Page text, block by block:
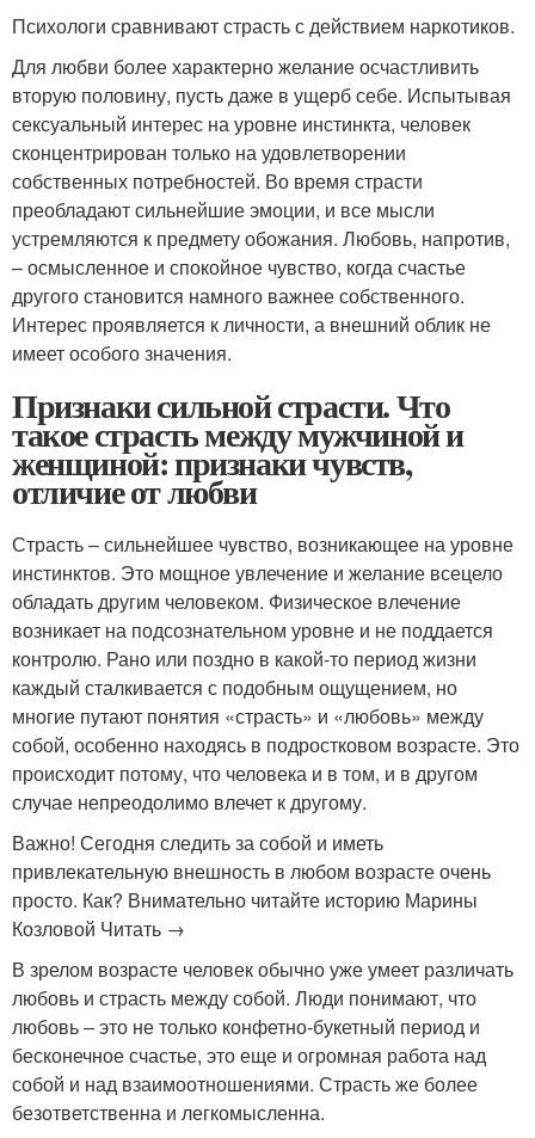
Психологи сравнивают страсть с действием наркотиков.
Для любви более характерно желание осчастливить
вторую половину, пусть даже в ущерб себе. Испытывая
сексуальный интерес на уровне инстинкта, человек
сконцентрирован только на удовлетворении
собственных потребностей. Во время страсти
преобладают сильнейшие эмоции, и все мысли
устремляются к предмету обожания. Любовь, напротив,
– осмысленное и спокойное чувство, когда счастье
другого становится намного важнее собственного.
Интерес проявляется к личности, а внешний облик не
имеет особого значения.
Признаки сильной страсти. Что
такое страсть между мужчиной и
женщиной: признаки чувств,
отличие от любви
Страсть – сильнейшее чувство, возникающее на уровне
инстинктов. Это мощное увлечение и желание всецело
обладать другим человеком. Физическое влечение
возникает на подсознательном уровне и не поддается
контролю. Рано или поздно в какой-то период жизни
каждый сталкивается с подобным ощущением, но
многие путают понятия «страсть» и «любовь» между
собой, особенно находясь в подростковом возрасте. Это
происходит потому, что человека и в том, и в другом
случае непреодолимо влечет к другому.
Важно! Сегодня следить за собой и иметь
привлекательную внешность в любом возрасте очень
просто. Как? Внимательно читайте историю Марины
Козловой Читать →
В зрелом возрасте человек обычно уже умеет различать
любовь и страсть между собой. Люди понимают, что
любовь – это не только конфетно-букетный период и
бесконечное счастье, это еще и огромная работа над
собой и над взаимоотношениями. Страсть же более
безответственна и легкомысленна.